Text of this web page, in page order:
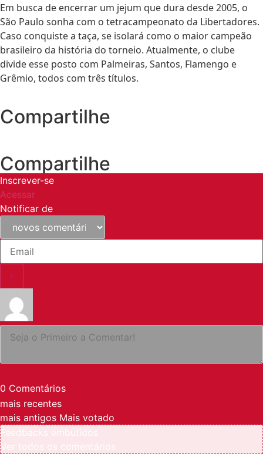
Em busca de encerrar um jejum que dura desde 2005, o
São Paulo sonha com o tetracampeonato da Libertadores.
Caso conquiste a taça, se isolará como o maior campeão
brasileiro da história do torneio. Atualmente, o clube
divide esse posto com Palmeiras, Santos, Flamengo e
Grêmio, todos com três títulos.
Compartilhe
Compartilhe
Inscrever-se
Acessar
Notificar de
0 Comentários
mais recentes
mais antigos Mais votado